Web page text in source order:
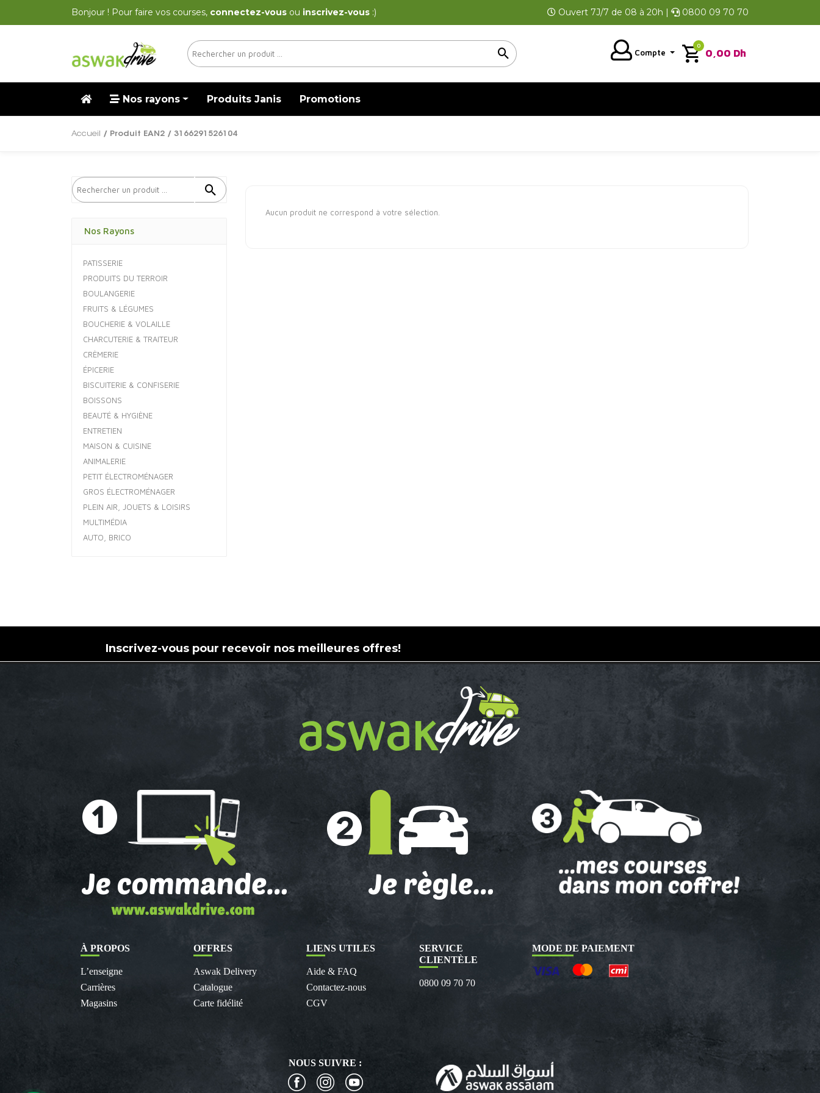
Bonjour ! Pour faire vos courses, connectez-vous ou inscrivez-vous :) Ouvert 7J/7 de 08 à 20h | 0800 09 70 70
Compte 0,00 Dh
0
Nos rayons Produits Janis Promotions
Accueil / Produit EAN2 / 3166291526104
Nos Rayons
PATISSERIE
PRODUITS DU TERROIR
BOULANGERIE
FRUITS & LÉGUMES
BOUCHERIE & VOLAILLE
CHARCUTERIE & TRAITEUR
CRÈMERIE
ÉPICERIE
BISCUITERIE & CONFISERIE
BOISSONS
BEAUTÉ & HYGIÈNE
ENTRETIEN
MAISON & CUISINE
ANIMALERIE
PETIT ÉLECTROMÉNAGER
GROS ÉLECTROMÉNAGER
PLEIN AIR, JOUETS & LOISIRS
MULTIMÉDIA
AUTO, BRICO
Aucun produit ne correspond à votre sélection.
Inscrivez-vous pour recevoir nos meilleures offres!
À PROPOS
L’enseigne
Carrières
Magasins
OFFRES
Aswak Delivery
Catalogue
Carte fidélité
LIENS UTILES
Aide & FAQ
Contactez-nous
CGV
SERVICE
CLIENTÈLE
0800 09 70 70
MODE DE PAIEMENT
NOUS SUIVRE :